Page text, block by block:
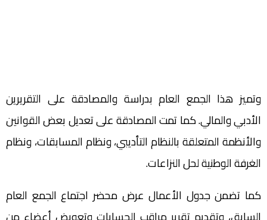
وتميز هذا الجمع العام بدراسة والمصادقة على التقريرين
الأدبي والمالي. كما تمت المصادقة على تعديل بعض القوانين
والأنظمة المتعلقة بالنظام التأديبي، ونظام المسابقات، ونظام
الغرفة الوطنية لحل النزاعات.
كما تضمن جدول الأعمال عرض محضر اجتماع الجمع العام